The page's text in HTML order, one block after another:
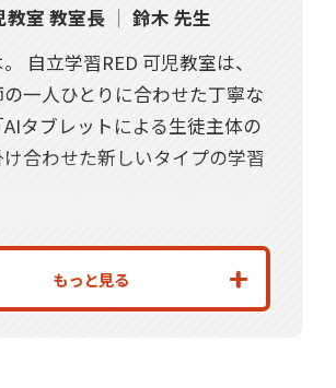
教室 教室長 ｜ 鈴木 先生
自立学習RED 可児教室は、
の一人ひとりに合わせた丁寧な
タブレットによる生徒主体の
合わせた新しいタイプの学習
なかった子が集中できるよう
苦手な教科が30点以上も上がっ
“塾なんて嫌だ”とお母様に無
もっと見る